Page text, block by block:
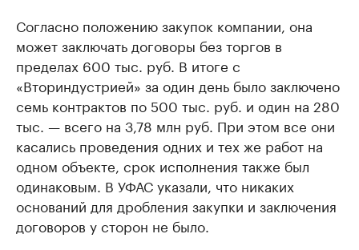
Согласно положению закупок компании, она
может заключать договоры без торгов в
пределах 600 тыс. руб. В итоге с
«Вториндустрией» за один день было заключено
семь контрактов по 500 тыс. руб. и один на 280
тыс. — всего на 3,78 млн руб. При этом все они
касались проведения одних и тех же работ на
одном объекте, срок исполнения также был
одинаковым. В УФАС указали, что никаких
оснований для дробления закупки и заключения
договоров у сторон не было.